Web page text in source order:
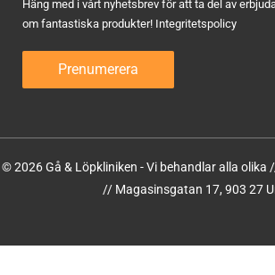
Häng med i vårt nyhetsbrev för att ta del av
om fantastiska produkter! Integritetspolicy
© 2026 Gå & Löpkliniken - Vi behandlar alla olika
// Magasinsgatan 17, 903 27